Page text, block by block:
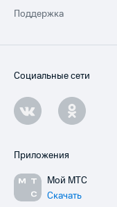
Поддержка
Социальные сети
Приложения
Мой МТС
Скачать